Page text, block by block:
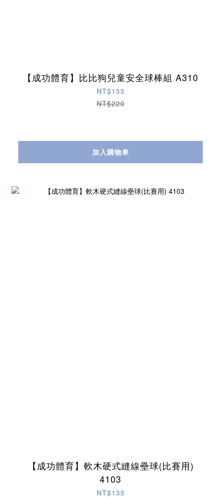
【成功體育】比比狗兒童安全球棒組 A310
NT$155
NT$220
加入購物車
【成功體育】軟木硬式縫線壘球(比賽用)
4103
NT$135